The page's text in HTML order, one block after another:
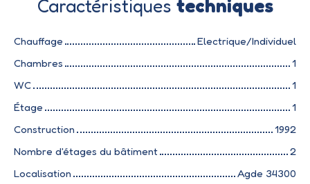
Caractéristiques techniques
Chauffage
Electrique/Individuel
Chambres
1
WC
1
Étage
1
Construction
1992
Nombre d'étages du bâtiment
2
Localisation
Agde 34300